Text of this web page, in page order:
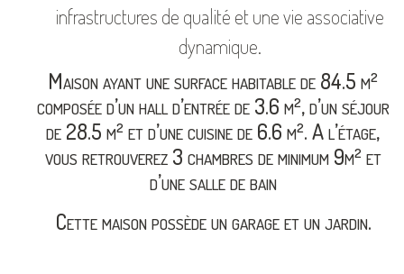
infrastructures de qualité et une vie associative
dynamique.
Maison ayant une surface habitable de 84.5 m²
composée d’un hall d’entrée de 3.6 m², d’un séjour
de 28.5 m² et d’une cuisine de 6.6 m². A l’étage,
vous retrouverez 3 chambres de minimum 9m² et
d’une salle de bain
Cette maison possède un garage et un jardin.